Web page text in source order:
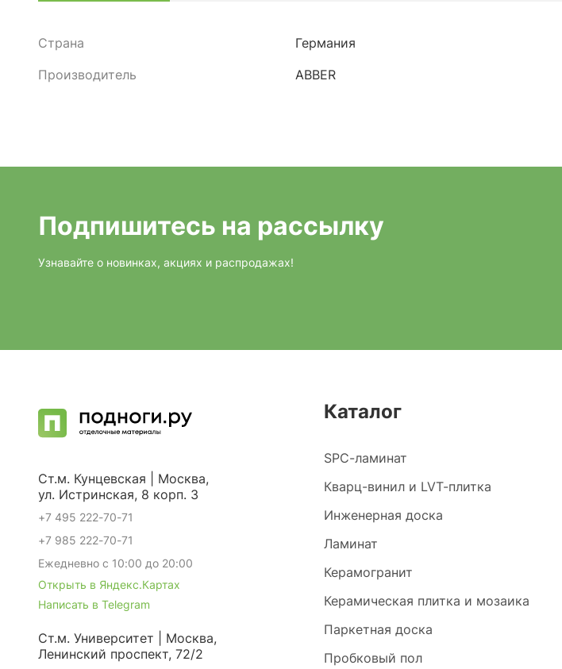
Страна
Германия
Производитель
ABBER
Подпишитесь на рассылку
Узнавайте о новинках, акциях и распродажах!
Каталог
SPC-ламинат
Кварц-винил и LVT-плитка
Инженерная доска
Ламинат
Керамогранит
Керамическая плитка и мозаика
Паркетная доска
Пробковый пол
Ст.м. Кунцевская | Москва,
ул. Истринская, 8 корп. 3
+7 495 222-70-71
+7 985 222-70-71
Ежедневно с 10:00 до 20:00
Открыть в Яндекс.Картах
Написать в Telegram
Ст.м. Университет | Москва,
Ленинский проспект, 72/2